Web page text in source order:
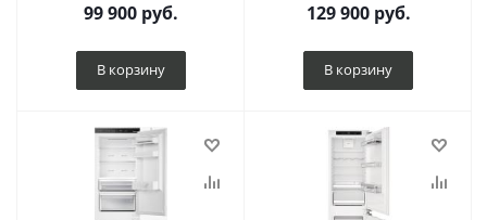
99 900 руб.
В корзину
129 900руб.
В корзину